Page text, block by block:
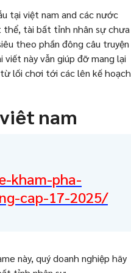
tại việt nam and các nước
thể, tài bất tỉnh nhân sự chưa
theo phần đông câu truyện
này vẫn giúp đỡ mang lại
lối chơi tới các lên kế hoạch
nam
kham-pha-
cap-17-2025/
này, quý doanh nghiệp hãy